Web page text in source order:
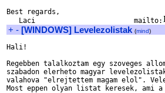
Best regards,
   Laci                        mailto:
+ - [WINDOWS] Levelezolistak (mind)
Hali!
Regebben talalkoztam egy szoveges
szabadon elerheto magyar
valahova "elrejtettem magam elol".
Most eppen olyan listat keresek, ami